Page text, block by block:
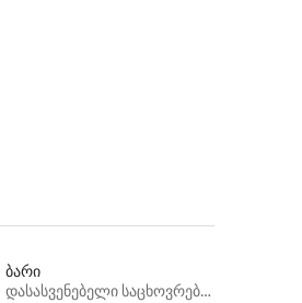
4,75, 16 მიმოხილვა
ბარი
დასასვენებელი საცხოვრებლები